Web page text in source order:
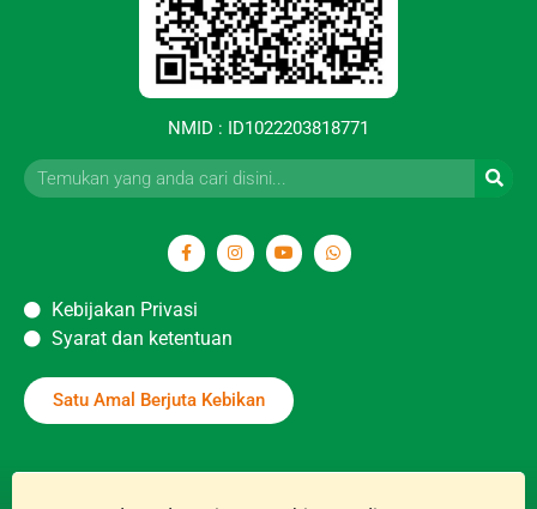
NMID : ID1022203818771
Kebijakan Privasi
Syarat dan ketentuan
Satu Amal Berjuta Kebikan